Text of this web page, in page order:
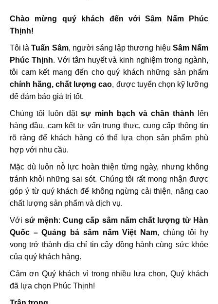
Chào mừng quý khách đến với Sâm Nấm Phúc
Thịnh!
Tôi làTuấn Sâm, người sáng lập thương hiệu Sâm Nấm
Phúc Thịnh. Với tâm huyết và kinh nghiệm trong ngành,
tôi cam kết mang đến cho quý khách những sản phẩm
chính hãng, chất lượng cao, được tuyển chọn kỹ lưỡng
để đảm bảo giá trị tốt.
Chúng tôi luôn đặtsự minh bạch và chân thành lên
hàng đầu, cam kết tư vấn trung thực, cung cấp thông tin
rõ ràng để khách hàng có thể lựa chọn sản phẩm phù
hợp với nhu cầu.
Mặc dù luôn nỗ lực hoàn thiện từng ngày, nhưng không
tránh khỏi những sai sót. Chúng tôi rất mong nhận được
góp ý từ quý khách để không ngừng cải thiện, nâng cao
chất lượng sản phẩm và dịch vụ.
Vớisứ mệnh:Cung cấp sâm nấm chất lượng từ Hàn
Quốc – Quảng bá sâm nấm Việt Nam, chúng tôi hy
vọng trở thành địa chỉ tin cậy đồng hành cùng sức khỏe
của quý khách hàng.
Cảm ơn Quý khách vì trong nhiều lựa chọn, Quý khách
đã lựa chọn Phúc Thịnh!